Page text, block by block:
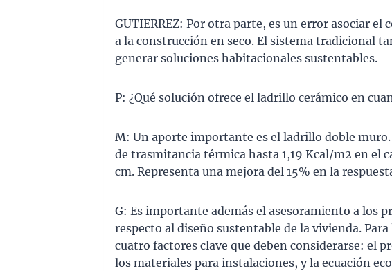
GUTIERREZ: Por otra parte, es un error asociar
a la construcción en seco. El sistema tradicional
generar soluciones habitacionales sustentables.
P: ¿Qué solución ofrece el ladrillo cerámico en
M: Un aporte importante es el ladrillo doble
de trasmitancia térmica hasta 1,19 Kcal/m2 en el
cm. Representa una mejora del 15% en la
G: Es importante además el asesoramiento a los
respecto al diseño sustentable de la vivienda.
cuatro factores clave que deben considerarse: el
los materiales para instalaciones, y la ecuación